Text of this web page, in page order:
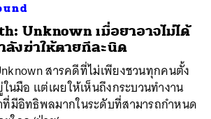
Unknown เมื่อยาอาจไม่ได้
ลังฆ่าให้ตายทีละนิด
สารคดีที่ไม่เพียงชวนทุกคนตั้ง
นมือ แต่เผยให้เห็นถึงกระบวนทำงาน
มีอิทธิพลมากในระดับที่สามารถกำหนด